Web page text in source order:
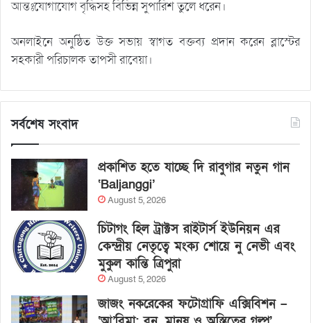
আন্তঃযোগাযোগ বৃদ্ধিসহ বিভিন্ন সুপারিশ তুলে ধরেন।
অনলাইনে অনুষ্ঠিত উক্ত সভায় স্বাগত বক্তব্য প্রদান করেন ব্লাস্টের
সহকারী পরিচালক তাপসী রাবেয়া।
সর্বশেষ সংবাদ
প্রকাশিত হতে যাচ্ছে দি রাবুগার নতুন গান
‘Baljanggi’
August 5, 2026
চিটাগং হিল ট্রাক্টস রাইটার্স ইউনিয়ন এর
কেন্দ্রীয় নেতৃত্বে মংক্য শোয়ে নু নেভী এবং
মুকুল কান্তি ত্রিপুরা
August 5, 2026
জাজং নকরেকের ফটোগ্রাফি এক্সিবিশন –